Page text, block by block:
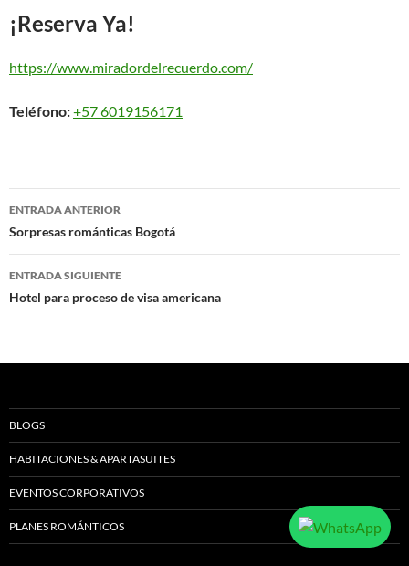
¡Reserva Ya!
https://www.miradordelrecuerdo.com/
Teléfono:+57 6019156171
Navegación
de
entradas
ENTRADA ANTERIOR
Sorpresas románticas Bogotá
ENTRADA SIGUIENTE
Hotel para proceso de visa americana
BLOGS
HABITACIONES & APARTASUITES
EVENTOS CORPORATIVOS
PLANES ROMÁNTICOS